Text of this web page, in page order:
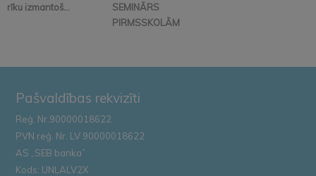
rīku izmantoš...
SEMINĀRS
PIRMSSKOLĀM
Pašvaldības rekvizīti
Reģ. Nr.90000018622
PVN reģ. Nr. LV 90000018622
AS „SEB banka”
Kods: UNLALV2X